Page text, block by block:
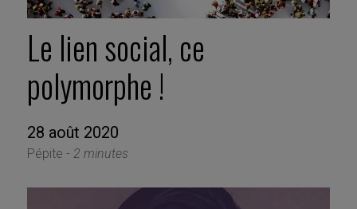
Le lien social, ce
polymorphe !
28 août 2020
Pépite - 2 minutes